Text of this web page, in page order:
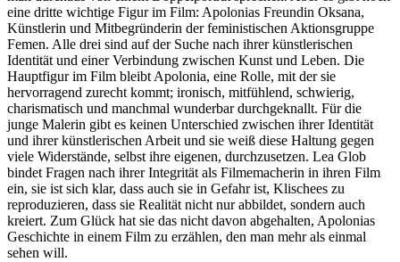
eine dritte wichtige Figur im Film: Apolonias Freundin Oksana,
Künstlerin und Mitbegründerin der feministischen Aktionsgruppe
Femen. Alle drei sind auf der Suche nach ihrer künstlerischen
Identität und einer Verbindung zwischen Kunst und Leben. Die
Hauptfigur im Film bleibt Apolonia, eine Rolle, mit der sie
hervorragend zurecht kommt; ironisch, mitfühlend, schwierig,
charismatisch und manchmal wunderbar durchgeknallt. Für die
junge Malerin gibt es keinen Unterschied zwischen ihrer Identität
und ihrer künstlerischen Arbeit und sie weiß diese Haltung gegen
viele Widerstände, selbst ihre eigenen, durchzusetzen. Lea Glob
bindet Fragen nach ihrer Integrität als Filmemacherin in ihren Film
ein, sie ist sich klar, dass auch sie in Gefahr ist, Klischees zu
reproduzieren, dass sie Realität nicht nur abbildet, sondern auch
kreiert. Zum Glück hat sie das nicht davon abgehalten, Apolonias
Geschichte in einem Film zu erzählen, den man mehr als einmal
sehen will.